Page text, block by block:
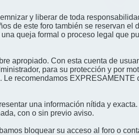
y liberar de toda
de este foro también se reservan el
queja formal o proceso legal que
apropiado. Con esta cuenta de
para su protección y por
Le recomendamos EXPRESAMENTE
una información nítida y
con o sin previo aviso.
bloquear su acceso al foro o